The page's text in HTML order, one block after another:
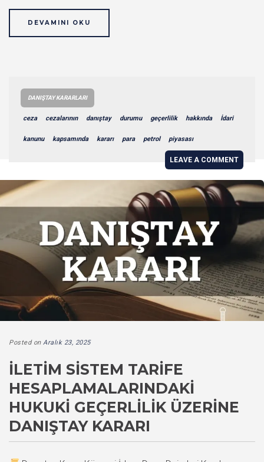
DEVAMINI OKU
DANIŞTAY KARARLARI
ceza cezalarının danıştay durumu geçerlilik hakkında İdari
kanunu kapsamında kararı para petrol piyasası
LEAVE A COMMENT
Posted on Aralık 23, 2025
İLETIM SISTEM TARIFE
HESAPLAMALARINDAKI
HUKUKI GEÇERLILIK ÜZERINE
DANIŞTAY KARARI